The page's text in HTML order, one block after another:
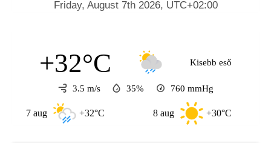
+32°C Kisebb eső
3.5 m/s 35% 760 mmHg
+32°C +30°C